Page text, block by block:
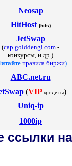
Neosap
HitHost (hits)
JetSwap
(cap.golddengi.com -
конкурсы, и др.)
правила биржи)
ABC.net.ru
(VIP-кредиты)
Uniq-ip
1000ip
ссылки